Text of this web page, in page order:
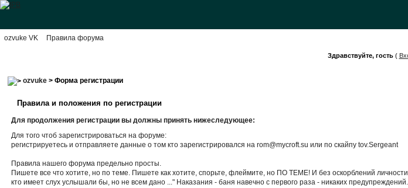
ozvuke VK Правила форума
Здравствуйте, гость(
ozvuke > Форма регистрации
Правила и положения по регистрации
Для продолжения регистрации вы должны принять нижеследующее:
Для того чтоб зарегистрироваться на форуме:
регистрируетесь и отправляете данные о том кто зарегистрировался на rom@mycroft.su или по скайпу tov.Sergeant
Правила нашего форума предельно просты.
Пишете все что хотите, но по теме. Пишете как хотите, спорьте, флеймите, но ПО ТЕМЕ! И без оскорблений
кто имеет слух услышали бы, но не всем дано ..." Наказания - баня навечно с первого раза - никаких предупреждений.